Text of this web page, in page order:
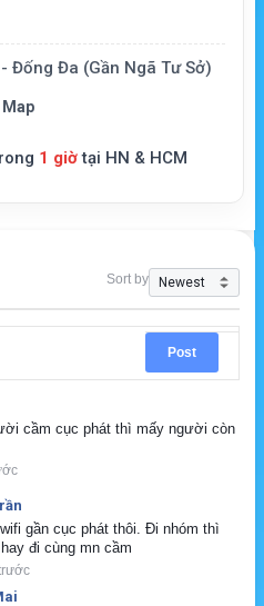
Đống Đa (Gần Ngã Tư Sở)
1 giờtại HN & HCM
Sort by
Post
cầm cục phát thì mấy người còn
gần cục phát thôi. Đi nhóm thì
đi cùng mn cầm